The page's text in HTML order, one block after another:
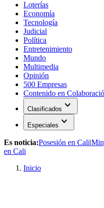
Loterías
Economía
Tecnología
Judicial
Política
Entretenimiento
Mundo
Multimedia
Opinión
500 Empresas
Contenido en
Clasificados expand_more
Especiales expand_more
Es noticia:Posesión en Cali|
en Cali
Inicio